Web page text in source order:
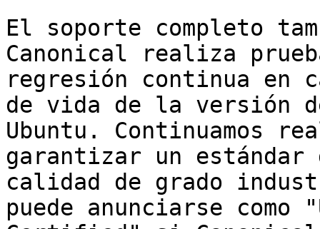
El soporte completo
Canonical realiza
regresión continua
de vida de la versión
Ubuntu. Continuamos
garantizar un estándar
calidad de grado
puede anunciarse como